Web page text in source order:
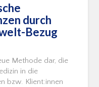
durch
Bezug
Methode dar, die
in die
bzw. Klient:innen